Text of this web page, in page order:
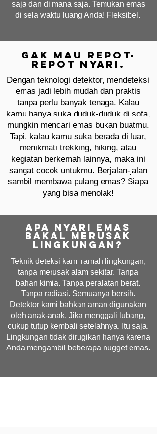
saja dan di mana saja. Temukan emas
di sela waktu luang Anda! Fleksibel.
Gak mau repot-
repot nyari.
Dengan teknologi detektor, mendeteksi
emas jadi lebih mudah dan praktis
tanpa perlu banyak tenaga. Kalau
kamu hanya suka duduk-duduk di sofa,
mungkin mencari emas bukan buatmu.
Tapi, kalau kamu suka berada di luar,
menikmati trekking, hiking, atau
kegiatan berkemah lainnya, maka ini
sangat cocok untukmu. Berjalan-jalan
sambil membawa pulang emas? Siapa
yang bisa menolak!
Apa nyari emas
bakal merusak
lingkungan?
Teknik deteksi kami ramah lingkungan,
tanpa merusak alam sekitar. Tanpa
bahan kimia. Tanpa peralatan berat.
Tanpa radiasi. Semuanya bersih.
Detektor kami bahkan aman digunakan
oleh anak-anak. Jika menggali lubang,
cukup tutup kembali setelahnya. Itu saja.
Lingkungan tidak dirugikan hanya karena
Anda mengambil beberapa nugget emas.